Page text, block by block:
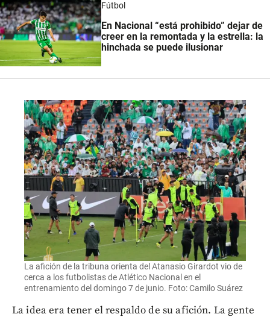
Fútbol
En Nacional “está prohibido” dejar de
creer en la remontada y la estrella: la
hinchada se puede ilusionar
La afición de la tribuna orienta del Atanasio Girardot vio de
cerca a los futbolistas de Atlético Nacional en el
entrenamiento del domingo 7 de junio. Foto: Camilo Suárez
La idea era tener el respaldo de su afición. La gente